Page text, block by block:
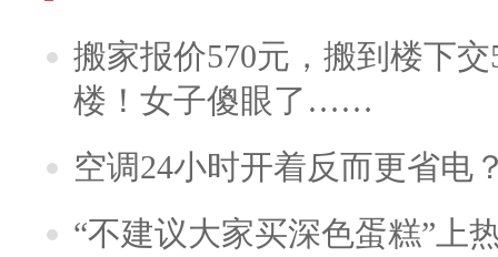
搬家报价570元，搬到楼下
楼！女子傻眼了……
空调24小时开着反而更省电
“不建议大家买深色蛋糕”上